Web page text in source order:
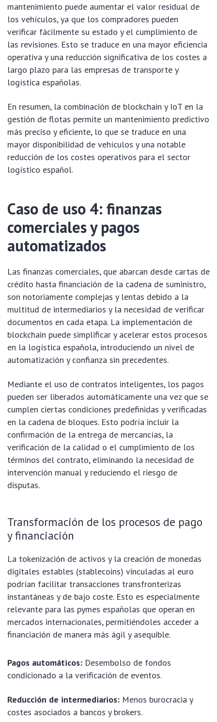
mantenimiento puede aumentar el valor residual de
los vehículos, ya que los compradores pueden
verificar fácilmente su estado y el cumplimiento de
las revisiones. Esto se traduce en una mayor eficiencia
operativa y una reducción significativa de los costes a
largo plazo para las empresas de transporte y
logística españolas.
En resumen, la combinación de blockchain y IoT en la
gestión de flotas permite un mantenimiento predictivo
más preciso y eficiente, lo que se traduce en una
mayor disponibilidad de vehículos y una notable
reducción de los costes operativos para el sector
logístico español.
Caso de uso 4: finanzas
comerciales y pagos
automatizados
Las finanzas comerciales, que abarcan desde cartas de
crédito hasta financiación de la cadena de suministro,
son notoriamente complejas y lentas debido a la
multitud de intermediarios y la necesidad de verificar
documentos en cada etapa. La implementación de
blockchain puede simplificar y acelerar estos procesos
en la logística española, introduciendo un nivel de
automatización y confianza sin precedentes.
Mediante el uso de contratos inteligentes, los pagos
pueden ser liberados automáticamente una vez que se
cumplen ciertas condiciones predefinidas y verificadas
en la cadena de bloques. Esto podría incluir la
confirmación de la entrega de mercancías, la
verificación de la calidad o el cumplimiento de los
términos del contrato, eliminando la necesidad de
intervención manual y reduciendo el riesgo de
disputas.
Transformación de los procesos de pago
y financiación
La tokenización de activos y la creación de monedas
digitales estables (stablecoins) vinculadas al euro
podrían facilitar transacciones transfronterizas
instantáneas y de bajo coste. Esto es especialmente
relevante para las pymes españolas que operan en
mercados internacionales, permitiéndoles acceder a
financiación de manera más ágil y asequible.
Pagos automáticos: Desembolso de fondos
condicionado a la verificación de eventos.
Reducción de intermediarios: Menos burocracia y
costes asociados a bancos y brokers.